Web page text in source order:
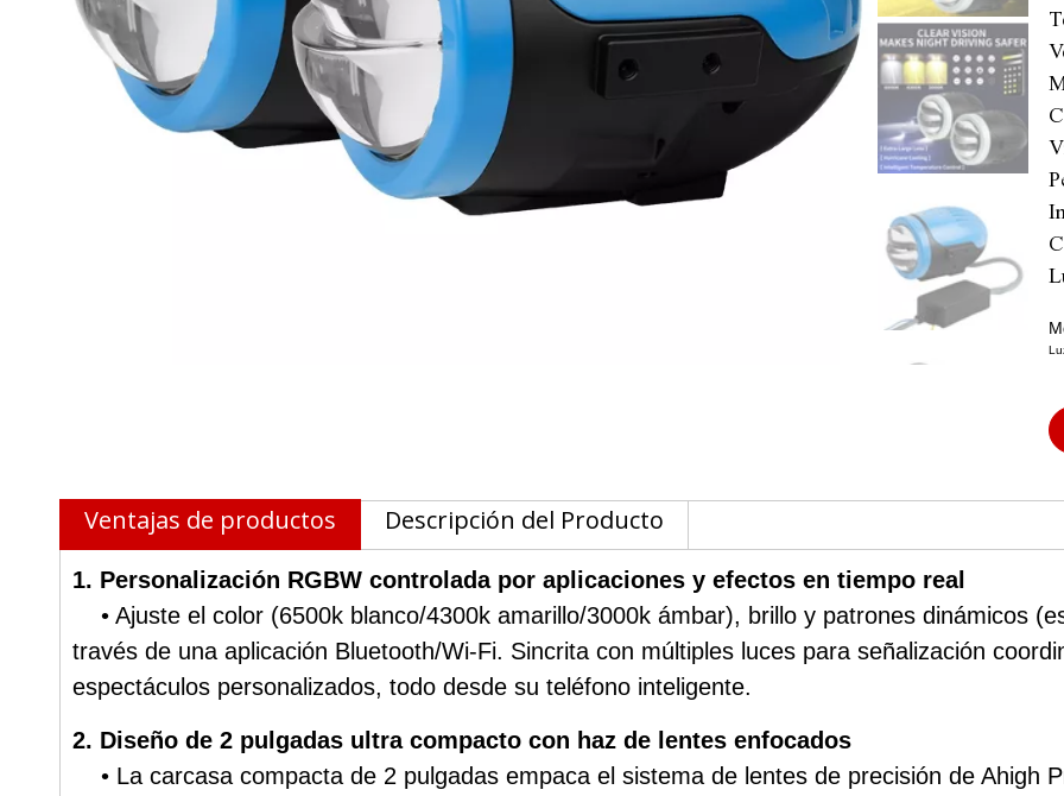
Ventajas de productos Descripción del Producto
1. Personalización RGBW controlada por aplicaciones y efectos en tiempo real
• Ajuste el color (6500k blanco/4300k amarillo/3000k ámbar), brillo y patrones dinámicos
través de una aplicación Bluetooth/Wi-Fi. Sincrita con múltiples luces para señalización
espectáculos personalizados, todo desde su teléfono inteligente.
2. Diseño de 2 pulgadas ultra compacto con haz de lentes enfocados
• La carcasa compacta de 2 pulgadas empaca el sistema de lentes de precisión de Ahigh